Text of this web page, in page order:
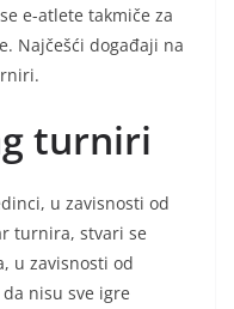
e-atlete takmiče za
Najčešći događaji na
turniri
u zavisnosti od
turnira, stvari se
u zavisnosti od
nisu sve igre